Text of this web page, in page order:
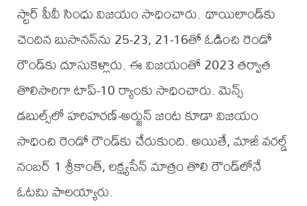
స్టార్ పీవీ సింధు విజయం సాధించారు. థాయిలాండ్‌కు
చెందిన బుసానన్‌ను 25-23, 21-16తో ఓడించి రెండో
రౌండ్‌కు దూసుకెళ్లారు. ఈ విజయంతో 2023 తర్వాత
తొలిసారిగా టాప్-10 ర్యాంకు సాధించారు. మెన్స్
డబుల్స్‌లో హరిహరణ్-అర్జున్ జంట కూడా విజయం
సాధించి రెండో రౌండ్‌కు చేరుకుంది. అయితే, మాజీ వరల్డ్
నంబర్ 1 శ్రీకాంత్, లక్ష్యసేన్ మాత్రం తొలి రౌండ్‌లోనే
ఓటమి పాలయ్యారు.